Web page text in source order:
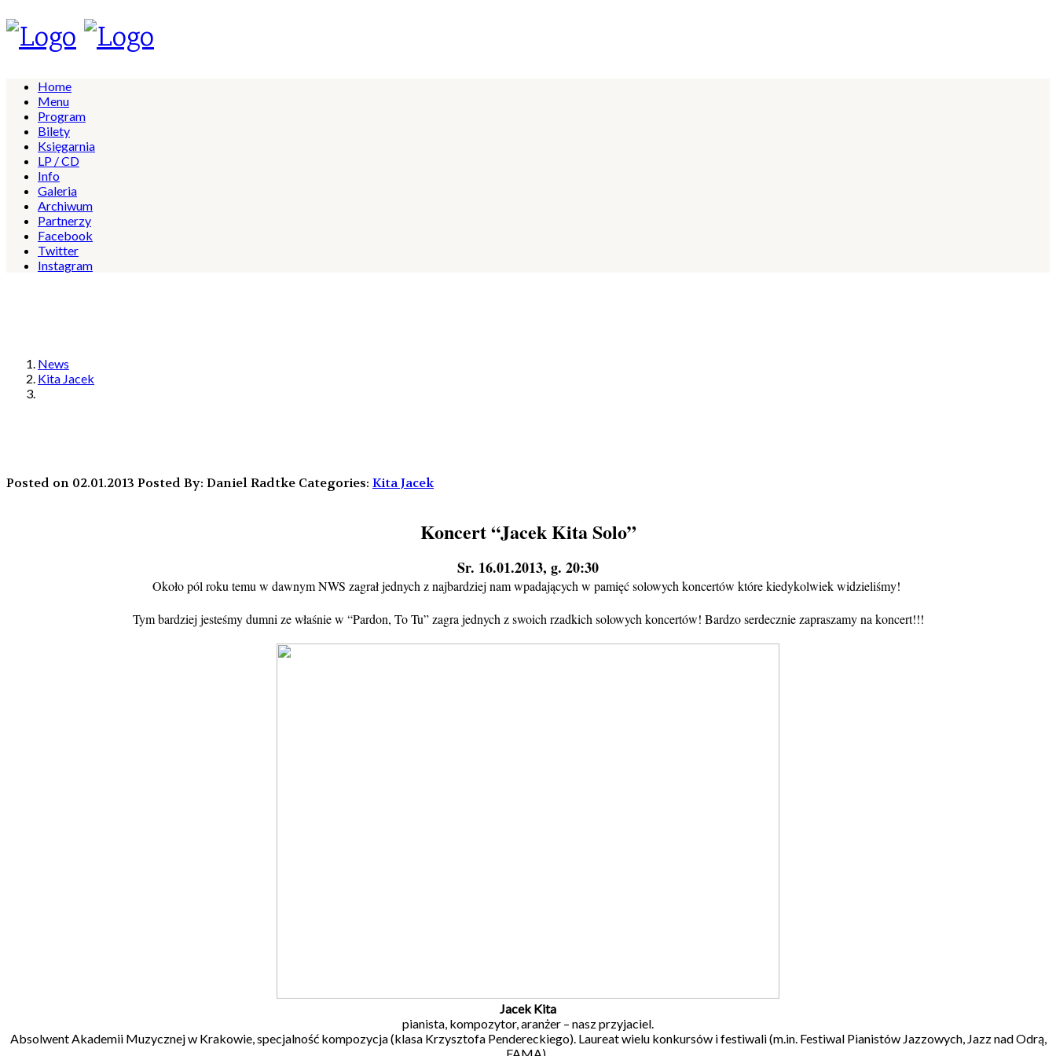
Home
Menu
Program
Bilety
Księgarnia
LP / CD
Info
Galeria
Archiwum
Partnerzy
Facebook
Twitter
Instagram
News
Kita Jacek
Posted on 02.01.2013 Posted By: Daniel Radtke Categories: Kita Jacek
Koncert “Jacek Kita Solo”
Sr. 16.01.2013, g. 20:30
Około pól roku temu w dawnym NWS zagrał jednych z najbardziej nam wpadających w pamięć solowych koncertów które kiedykolwiek widzieliśmy!
Tym bardziej jesteśmy dumni ze właśnie w “Pardon, To Tu” zagra jednych z swoich rzadkich solowych koncertów! Bardzo serdecznie zapraszamy na koncert!!!
Jacek Kita
pianista, kompozytor, aranżer – nasz przyjaciel.
Absolwent Akademii Muzycznej w Krakowie, specjalność kompozycja (klasa Krzysztofa Pendereckiego). Laureat wielu konkursów i festiwali (m.in. Festiwal Pianistów Jazzowych, Jazz nad Odrą,